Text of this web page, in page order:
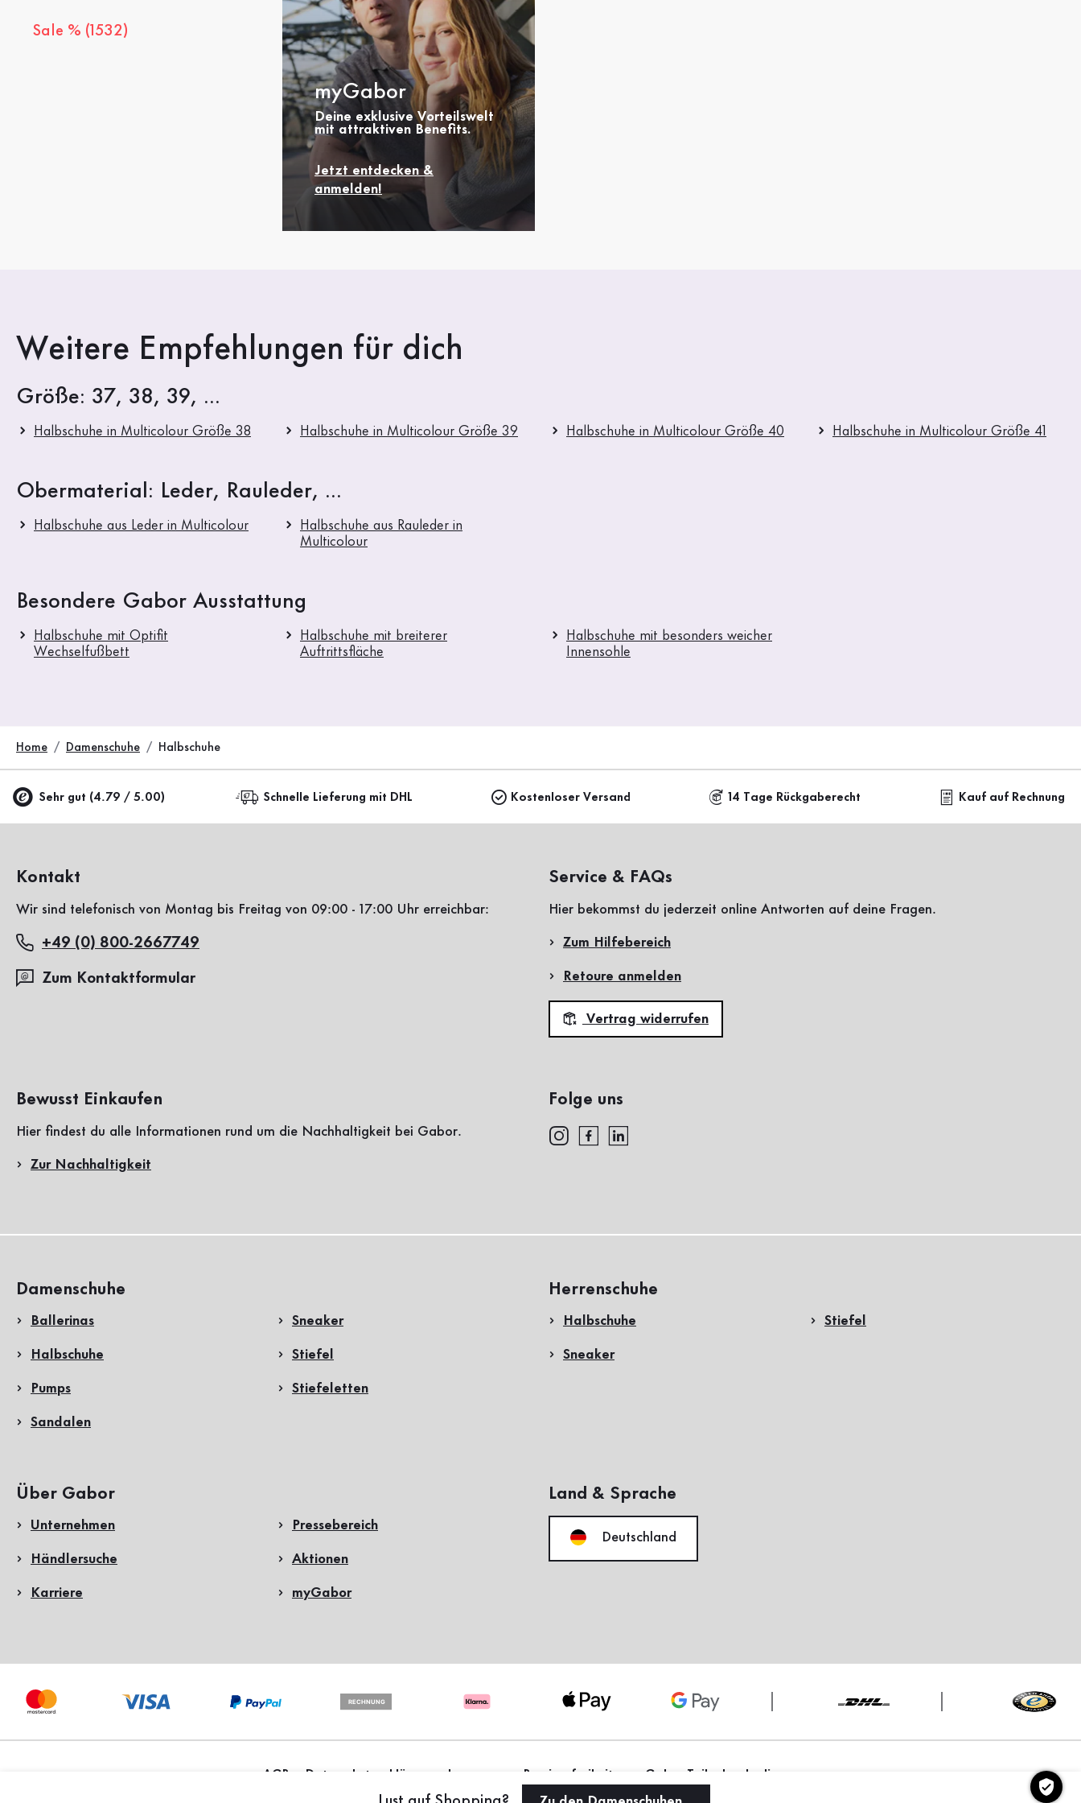
Sale % (1532)
myGabor
Deine exklusive Vorteilswelt
mit attraktiven Benefits.
Jetzt entdecken &
anmelden!
Weitere Empfehlungen für dich
Größe: 37, 38, 39, ...
Halbschuhe in Multicolour Größe 38 Halbschuhe in Multicolour Größe 39 Halbschuhe in Multicolour Größe 40 Halbschuhe in Multicolour Größe 41
Obermaterial: Leder, Rauleder, ...
Halbschuhe aus Leder in Multicolour
Halbschuhe aus Rauleder in
Multicolour
Besondere Gabor Ausstattung
Halbschuhe mit Optifit
Wechselfußbett
Halbschuhe mit breiterer
Auftrittsfläche
Halbschuhe mit besonders weicher
Innensohle
Home Damenschuhe Halbschuhe
Sehr gut (4.79 / 5.00) Schnelle Lieferung mit DHL Kostenloser Versand 14 Tage Rückgaberecht Kauf auf Rechnung
Kontakt
Wir sind telefonisch von Montag bis Freitag von 09:00 - 17:00 Uhr erreichbar:
+49 (0) 800-2667749
Zum Kontaktformular
Service & FAQs
Hier bekommst du jederzeit online Antworten auf deine Fragen.
Zum Hilfebereich
Retoure anmelden
Vertrag widerrufen
Bewusst Einkaufen
Hier findest du alle Informationen rund um die Nachhaltigkeit bei Gabor.
Zur Nachhaltigkeit
Folge uns
Damenschuhe
Ballerinas
Halbschuhe
Pumps
Sandalen
Sneaker
Stiefel
Stiefeletten
Herrenschuhe
Halbschuhe
Sneaker
Stiefel
Über Gabor
Unternehmen
Händlersuche
Karriere
Pressebereich
Aktionen
myGabor
Land & Sprache
Deutschland
AGB Datenschutzerklärung Impressum Barrierefreiheit
myGabor Teilnahmebedingungen
Cookie-Einstellungen